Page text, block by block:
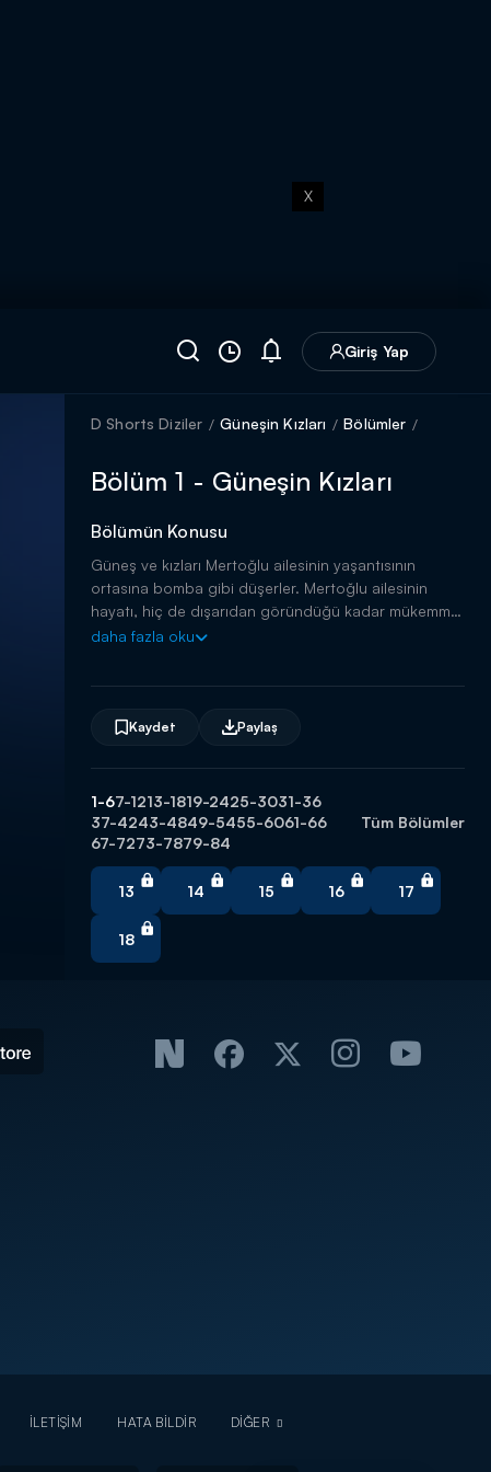
X
Giriş Yap
D Shorts Diziler Güneşin Kızları Bölümler
Bölüm 1 - Güneşin Kızları
Bölümün Konusu
Güneş ve kızları Mertoğlu ailesinin yaşantısının
ortasına bomba gibi düşerler. Mertoğlu ailesinin
hayatı, hiç de dışarıdan göründüğü kadar mükemmel
değildir. Güneş'in kızlarının gelişiyle, tüm dengeler
daha fazla oku
Kaydet Paylaş
1-67-1213-1819-2425-3031-36
37-4243-4849-5455-6061-66
67-7273-7879-84
Tüm Bölümler
13 14 15 16 17
18
İLETİŞİM HATA BİLDİR DİĞER